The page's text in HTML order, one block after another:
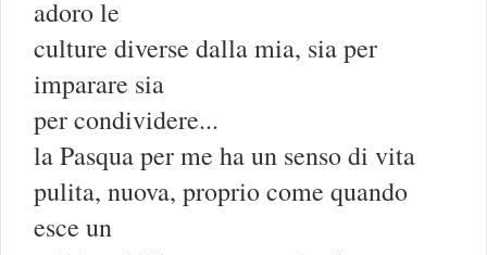
adoro le
culture diverse dalla mia, sia per
imparare sia
per condividere...
la Pasqua per me ha un senso di vita
pulita, nuova, proprio come quando
esce un